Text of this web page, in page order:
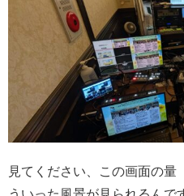
見てください、この画面の量